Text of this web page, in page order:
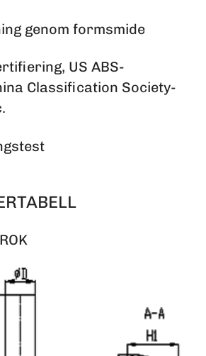
genom formsmide
US ABS-
Classification Society-